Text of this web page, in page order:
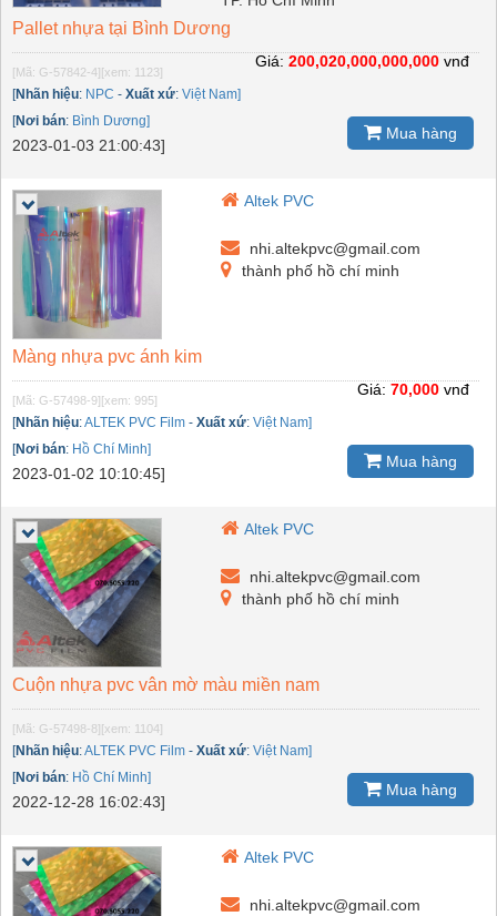
Pallet nhựa tại Bình Dương
[Mã: G-57842-4] [xem: 1123]
[Nhãn hiệu: NPC - Xuất xứ: Việt Nam]
[Nơi bán: Bình Dương]
2023-01-03 21:00:43]
Giá: 200,020,000,000,000 vnđ
Mua hàng
Altek PVC
nhi.altekpvc@gmail.com
thành phố hồ chí minh
Màng nhựa pvc ánh kim
[Mã: G-57498-9] [xem: 995]
[Nhãn hiệu:ALTEK PVC Film - Xuất xứ: Việt Nam]
[Nơi bán: Hồ Chí Minh]
2023-01-02 10:10:45]
Giá: 70,000 vnđ
Mua hàng
Altek PVC
nhi.altekpvc@gmail.com
thành phố hồ chí minh
Cuộn nhựa pvc vân mờ màu miền nam
[Mã: G-57498-8] [xem: 1104]
[Nhãn hiệu:ALTEK PVC Film - Xuất xứ: Việt Nam]
[Nơi bán: Hồ Chí Minh]
2022-12-28 16:02:43]
Mua hàng
Altek PVC
nhi.altekpvc@gmail.com